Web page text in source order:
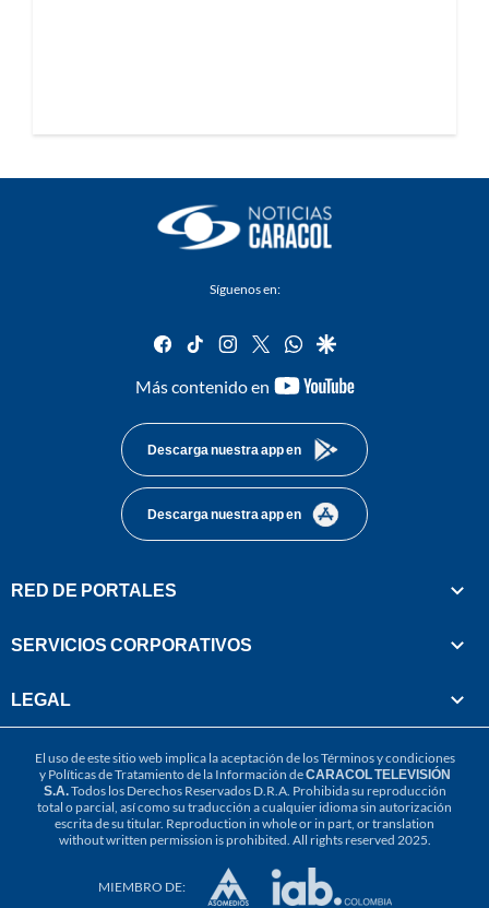
Síguenos en:
facebook
tiktok instagram
twitterwhatsapp
google
Más contenido en
youtube-
Descarga nuestra app en
Descarga nuestra app en
RED DE PORTALES
SERVICIOS CORPORATIVOS
LEGAL
El uso de este sitio web implica la aceptación de losTérminos y condiciones
y Políticas de Tratamiento de la Información deCARACOL TELEVISIÓN
S.A.Todos los Derechos Reservados D.R.A. Prohibida su reproducción
total o parcial, así como su traducción a cualquier idioma sin autorización
escrita de su titular. Reproduction in whole or in part, or translation
without written permission is prohibited. All rights reserved 2025.
MIEMBRO DE: